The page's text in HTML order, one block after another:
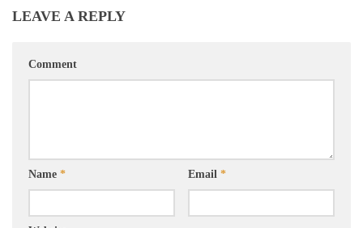
LEAVE A REPLY
Comment
Name * Email *